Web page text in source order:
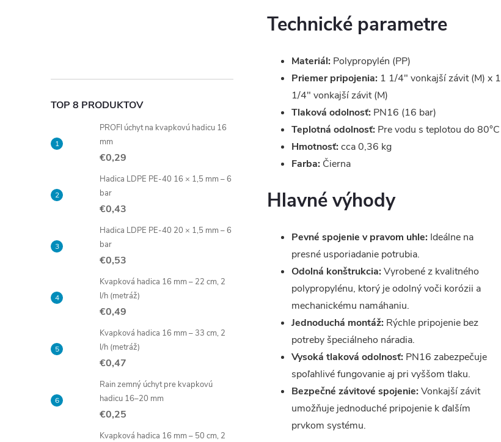
TOP 8 PRODUKTOV
PROFI úchyt na kvapkovú hadicu 16
mm
€0,29
Hadica LDPE PE-40 16 × 1,5 mm – 6
bar
€0,43
Hadica LDPE PE-40 20 × 1,5 mm – 6
bar
€0,53
Kvapková hadica 16 mm – 22 cm, 2
l/h (metráž)
€0,49
Kvapková hadica 16 mm – 33 cm, 2
l/h (metráž)
€0,47
Rain zemný úchyt pre kvapkovú
hadicu 16–20 mm
€0,25
Kvapková hadica 16 mm – 50 cm, 2
Technické parametre
Materiál: Polypropylén (PP)
Priemer pripojenia: 1 1/4" vonkajší závit (M) x 1
1/4" vonkajší závit (M)
Tlaková odolnosť: PN16 (16 bar)
Teplotná odolnosť: Pre vodu s teplotou do 80°C
Hmotnosť: cca 0,36 kg
Farba: Čierna
Hlavné výhody
Pevné spojenie v pravom uhle: Ideálne na
presné usporiadanie potrubia.
Odolná konštrukcia: Vyrobené z kvalitného
polypropylénu, ktorý je odolný voči korózii a
mechanickému namáhaniu.
Jednoduchá montáž: Rýchle pripojenie bez
potreby špeciálneho náradia.
Vysoká tlaková odolnosť: PN16 zabezpečuje
spoľahlivé fungovanie aj pri vyššom tlaku.
Bezpečné závitové spojenie: Vonkajší závit
umožňuje jednoduché pripojenie k ďalším
prvkom systému.